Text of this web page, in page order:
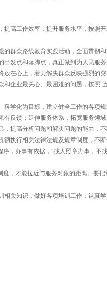
高工作效率，提升服务水平，按照
群众路线教育实践活动，全面贯彻
发点和落脚点，真正做到为人民服
在心上，着力解决群众反映强烈的
企业最关心、最困难的问题，按照“
学化为目标，建立健全工作的各项
反馈；延伸服务体系，拓宽服务领
提高分析问题和解决问题的能力，不
执行相关法律法规及规章制度，不
，办事有依据，“找人照章办事，不
，才能拉近与服务对象的距离。要
关知识，做好各项培训工作；认真